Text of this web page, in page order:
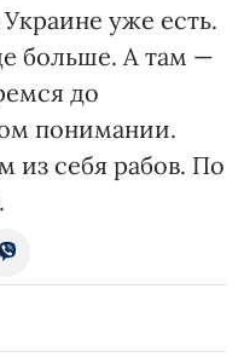
уже есть.
больше. А там —
до
понимании.
из себя рабов. По